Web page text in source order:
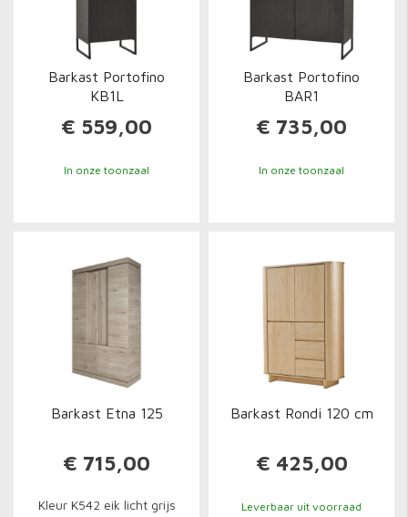
Barkast Portofino
KB1L
€ 559,00
In onze toonzaal
Barkast Portofino
BAR1
€ 735,00
In onze toonzaal
Barkast Etna 125
€ 715,00
Kleur K542 eik licht grijs
Barkast Rondi 120 cm
€ 425,00
Leverbaar uit voorraad